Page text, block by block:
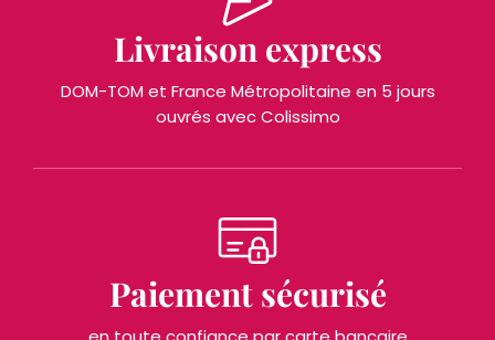
Livraison express
DOM-TOM et France Métropolitaine en 5 jours
ouvrés avec Colissimo
Paiement sécurisé